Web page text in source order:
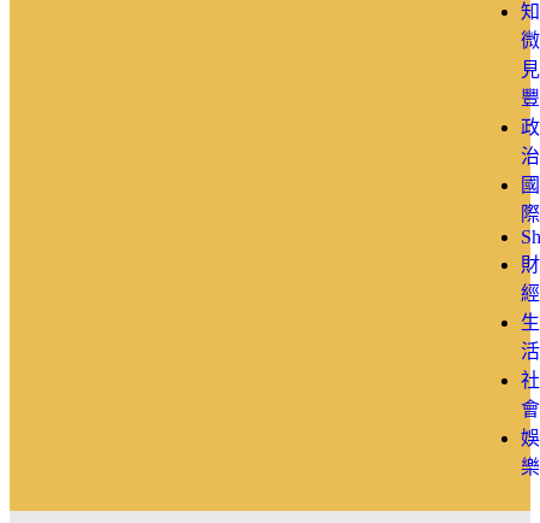
知
微
見
豐
政
治
國
際
財
經
生
活
社
會
娛
樂